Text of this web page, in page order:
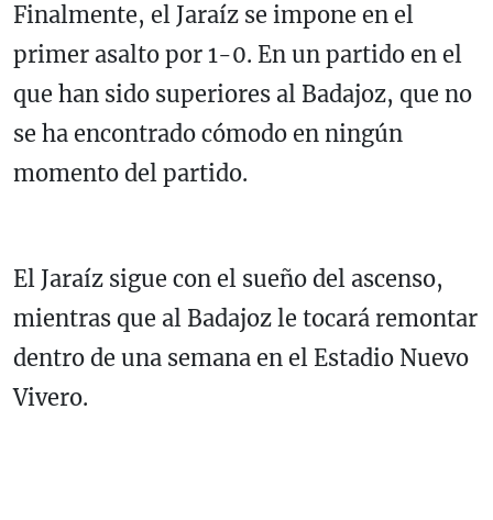
Finalmente, el Jaraíz se impone en el
primer asalto por 1-0. En un partido en el
que han sido superiores al Badajoz, que no
se ha encontrado cómodo en ningún
momento del partido.
El Jaraíz sigue con el sueño del ascenso,
mientras que al Badajoz le tocará remontar
dentro de una semana en el Estadio Nuevo
Vivero.